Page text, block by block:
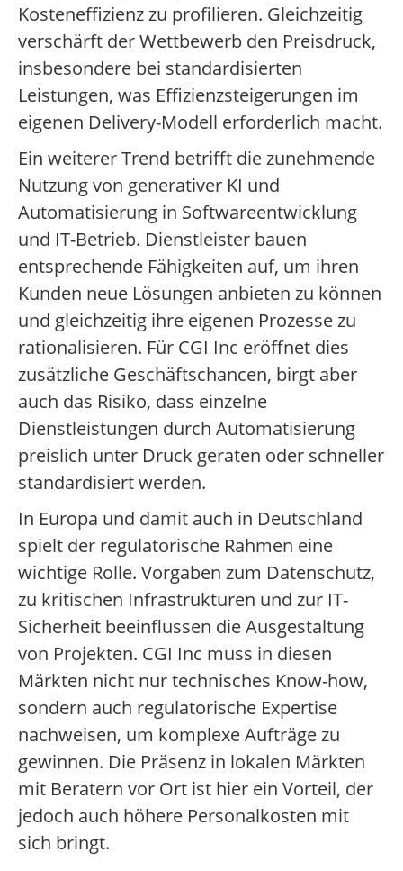
Kosteneffizienz zu profilieren. Gleichzeitig
verschärft der Wettbewerb den Preisdruck,
insbesondere bei standardisierten
Leistungen, was Effizienzsteigerungen im
eigenen Delivery-Modell erforderlich macht.
Ein weiterer Trend betrifft die zunehmende
Nutzung von generativer KI und
Automatisierung in Softwareentwicklung
und IT-Betrieb. Dienstleister bauen
entsprechende Fähigkeiten auf, um ihren
Kunden neue Lösungen anbieten zu können
und gleichzeitig ihre eigenen Prozesse zu
rationalisieren. Für CGI Inc eröffnet dies
zusätzliche Geschäftschancen, birgt aber
auch das Risiko, dass einzelne
Dienstleistungen durch Automatisierung
preislich unter Druck geraten oder schneller
standardisiert werden.
In Europa und damit auch in Deutschland
spielt der regulatorische Rahmen eine
wichtige Rolle. Vorgaben zum Datenschutz,
zu kritischen Infrastrukturen und zur IT-
Sicherheit beeinflussen die Ausgestaltung
von Projekten. CGI Inc muss in diesen
Märkten nicht nur technisches Know-how,
sondern auch regulatorische Expertise
nachweisen, um komplexe Aufträge zu
gewinnen. Die Präsenz in lokalen Märkten
mit Beratern vor Ort ist hier ein Vorteil, der
jedoch auch höhere Personalkosten mit
sich bringt.